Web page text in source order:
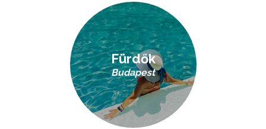
Fürdők
Budapest